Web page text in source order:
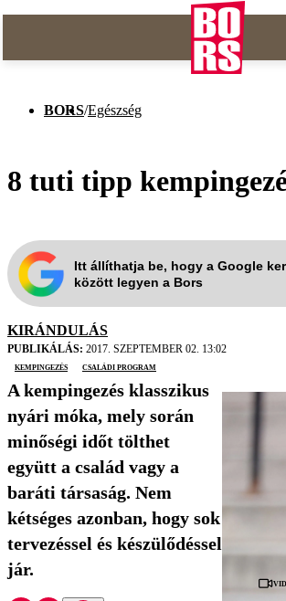
BORS/Egészség
8 tuti tipp
Itt állíthatja be, hogy a Google
között legyen a Bors
KIRÁNDULÁS
PUBLIKÁLÁS: 2017. SZEPTEMBER 02. 13:02
kempingezés
családi program
A kempingezés klasszikus
nyári móka, mely során
minőségi időt tölthet
együtt a család vagy a
baráti társaság. Nem
kétséges azonban, hogy sok
tervezéssel és készülődéssel
jár.